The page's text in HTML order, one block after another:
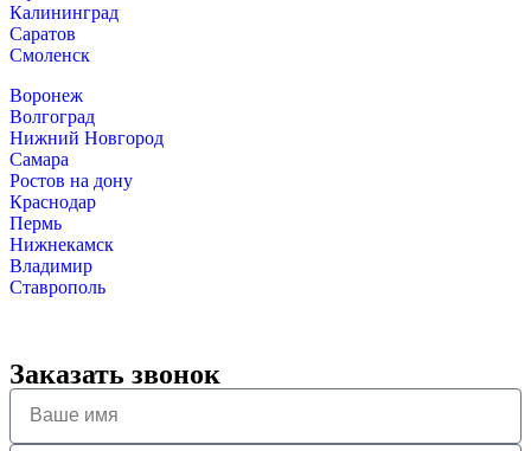
Калининград
Саратов
Смоленск
Воронеж
Волгоград
Нижний Новгород
Самара
Ростов на дону
Краснодар
Пермь
Нижнекамск
Владимир
Ставрополь
Заказать звонок